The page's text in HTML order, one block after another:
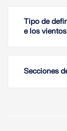
Tipo de
e los
Secciones